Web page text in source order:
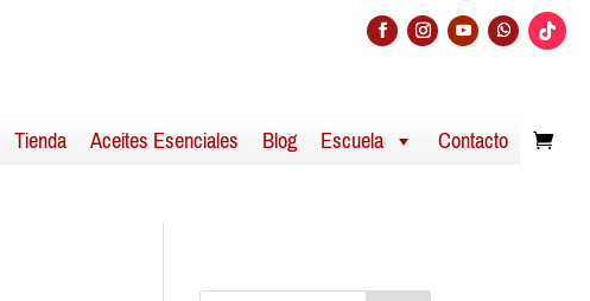
Tienda Aceites Esenciales Blog Escuela Contacto